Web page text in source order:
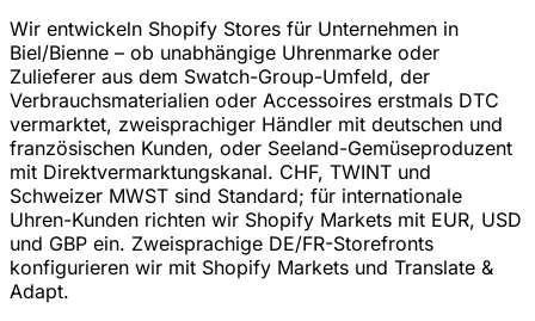
Wir entwickeln Shopify Stores für Unternehmen in
Biel/Bienne – ob unabhängige Uhrenmarke oder
Zulieferer aus dem Swatch-Group-Umfeld, der
Verbrauchsmaterialien oder Accessoires erstmals DTC
vermarktet, zweisprachiger Händler mit deutschen und
französischen Kunden, oder Seeland-Gemüseproduzent
mit Direktvermarktungskanal. CHF, TWINT und
Schweizer MWST sind Standard; für internationale
Uhren-Kunden richten wir Shopify Markets mit EUR, USD
und GBP ein. Zweisprachige DE/FR-Storefronts
konfigurieren wir mit Shopify Markets und Translate &
Adapt.